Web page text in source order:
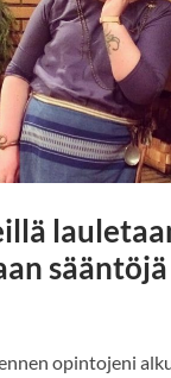
sääntöjä
opintojeni